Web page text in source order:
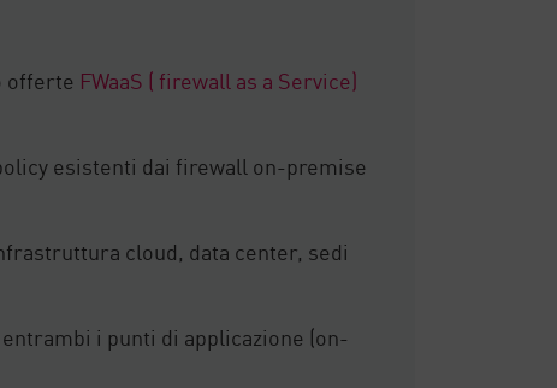
offerte FWaaS ( firewall as a Service)
esistenti dai firewall on-premise
cloud, data center, sedi
i punti di applicazione (on-